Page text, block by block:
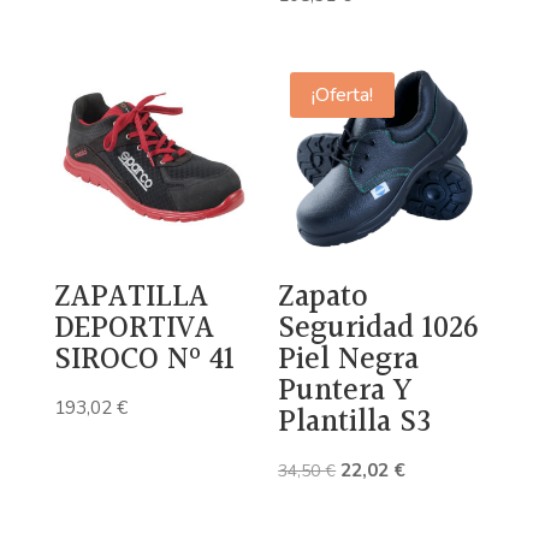
ZAPATILLA
DEPORTIVA
SIROCO Nº 41
193,02€
¡Oferta!
Zapato
Seguridad 1026
Piel Negra
Puntera Y
Plantilla S3
34,50€ El
22,02 €El